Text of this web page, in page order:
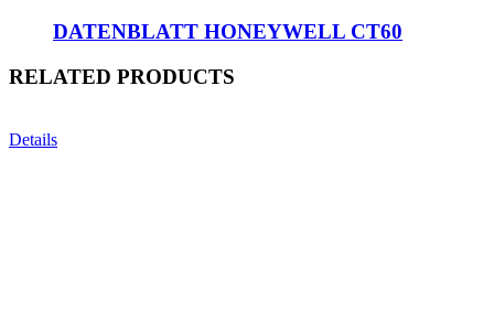
DATENBLATT HONEYWELL CT60
RELATED PRODUCTS
Details